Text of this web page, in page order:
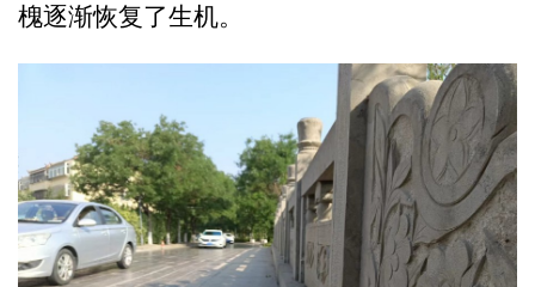
槐逐渐恢复了生机。